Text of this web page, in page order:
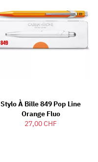
Stylo À Bille 849 Pop Line
Orange Fluo
27,00 CHF